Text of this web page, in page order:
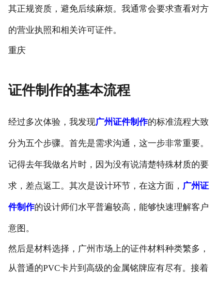
其正规资质，避免后续麻烦。我通常会要求查看对方
的营业执照和相关许可证件。
重庆
证件制作的基本流程
经过多次体验，我发现广州证件制作的标准流程大致
分为五个步骤。首先是需求沟通，这一步非常重要。
记得去年我做名片时，因为没有说清楚特殊材质的要
求，差点返工。其次是设计环节，在这方面， 广州证
件制作的设计师们水平普遍较高，能够快速理解客户
意图。
然后是材料选择，广州市场上的证件材料种类繁多，
从普通的PVC卡片到高级的金属铭牌应有尽有。接着